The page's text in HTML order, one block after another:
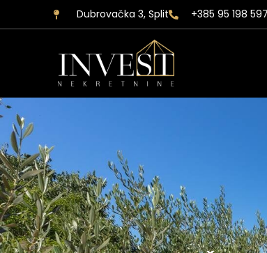
Dubrovačka 3, Split +385 95 198